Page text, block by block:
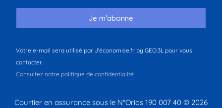
Je m’abonne
Votre e-mail sera utilisé par J’économise.fr by GEO.3L pour vous
contacter.
Consultez notre politique de confidentialité
Courtier en assurance sous le N°Orias 190 007 40 © 2026